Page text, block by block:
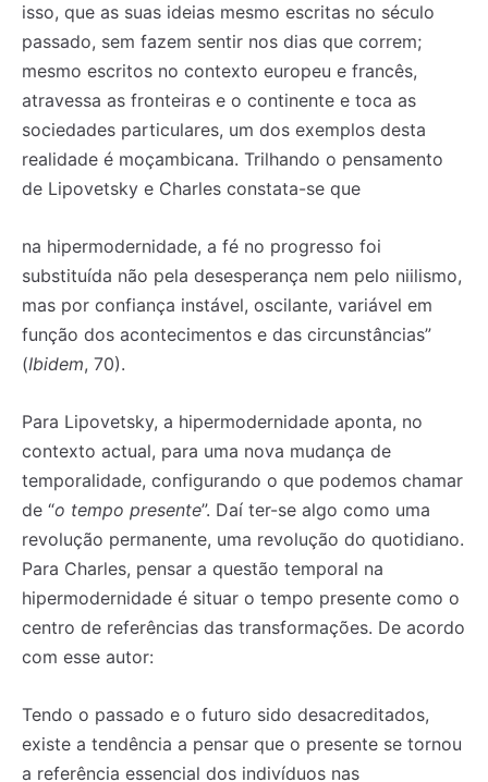
isso, que as suas ideias mesmo escritas no século
passado, sem fazem sentir nos dias que correm;
mesmo escritos no contexto europeu e francês,
atravessa as fronteiras e o continente e toca as
sociedades particulares, um dos exemplos desta
realidade é moçambicana. Trilhando o pensamento
de Lipovetsky e Charles constata-se que
na hipermodernidade, a fé no progresso foi
substituída não pela desesperança nem pelo niilismo,
mas por confiança instável, oscilante, variável em
função dos acontecimentos e das circunstâncias”
(Ibidem, 70).
Para Lipovetsky, a hipermodernidade aponta, no
contexto actual, para uma nova mudança de
temporalidade, configurando o que podemos chamar
de “o tempo presente”. Daí ter-se algo como uma
revolução permanente, uma revolução do quotidiano.
Para Charles, pensar a questão temporal na
hipermodernidade é situar o tempo presente como o
centro de referências das transformações. De acordo
com esse autor:
Tendo o passado e o futuro sido desacreditados,
existe a tendência a pensar que o presente se tornou
a referência essencial dos indivíduos nas